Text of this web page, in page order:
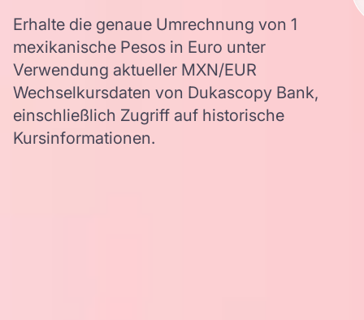
Erhalte die genaue Umrechnung von 1
mexikanische Pesos in Euro unter
Verwendung aktueller MXN/EUR
Wechselkursdaten von Dukascopy Bank,
einschließlich Zugriff auf historische
Kursinformationen.